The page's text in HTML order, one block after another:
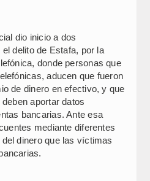
dio inicio a dos
delito de Estafa, por la
donde personas que
aducen que fueron
de dinero en efectivo, y que
aportar datos
bancarias. Ante esa
mediante diferentes
dinero que las víctimas